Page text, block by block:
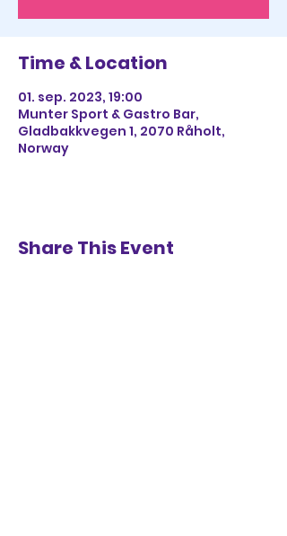
Time & Location
01. sep. 2023, 19:00
Munter Sport & Gastro Bar,
Gladbakkvegen 1, 2070 Råholt,
Norway
Share This Event